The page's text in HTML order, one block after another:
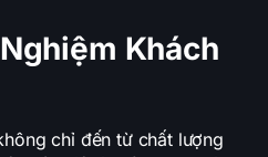
Khách
chỉ đến từ chất lượng